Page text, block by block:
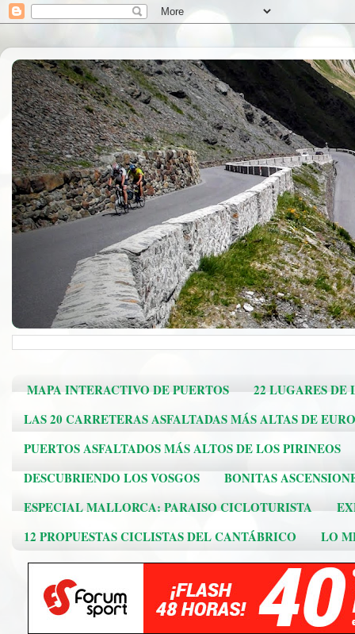
MAPA INTERACTIVO DE PUERTOS
22 LUGARES DE
LAS 20 CARRETERAS ASFALTADAS MÁS ALTAS DE
PUERTOS ASFALTADOS MÁS ALTOS DE LOS PIRINEOS
DESCUBRIENDO LOS VOSGOS
BONITAS
ESPECIAL MALLORCA: PARAISO CICLOTURISTA
12 PROPUESTAS CICLISTAS DEL CANTÁBRICO
LO